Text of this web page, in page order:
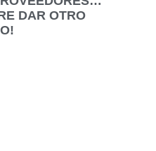
DAR OTRO